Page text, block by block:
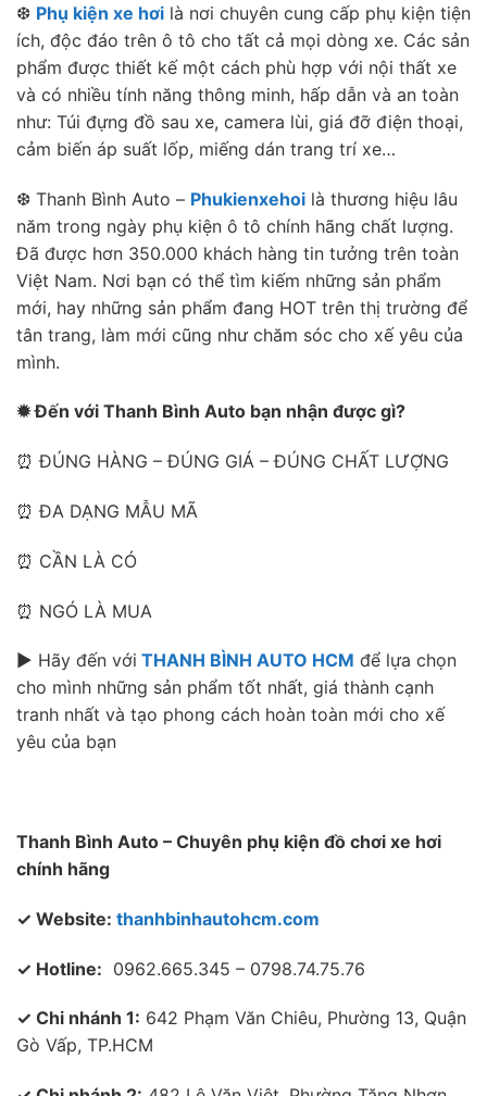
❆ Phụ kiện xe hơi là nơi chuyên cung cấp phụ kiện tiện
ích, độc đáo trên ô tô cho tất cả mọi dòng xe. Các sản
phẩm được thiết kế một cách phù hợp với nội thất xe
và có nhiều tính năng thông minh, hấp dẫn và an toàn
như: Túi đựng đồ sau xe, camera lùi, giá đỡ điện thoại,
cảm biến áp suất lốp, miếng dán trang trí xe…
❆ Thanh Bình Auto – Phukienxehoi là thương hiệu lâu
năm trong ngày phụ kiện ô tô chính hãng chất lượng.
Đã được hơn 350.000 khách hàng tin tưởng trên toàn
Việt Nam. Nơi bạn có thể tìm kiếm những sản phẩm
mới, hay những sản phẩm đang HOT trên thị trường để
tân trang, làm mới cũng như chăm sóc cho xế yêu của
mình.
✹ Đến với Thanh Bình Auto bạn nhận được gì?
⏰ ĐÚNG HÀNG – ĐÚNG GIÁ – ĐÚNG CHẤT LƯỢNG
⏰ ĐA DẠNG MẪU MÃ
⏰ CẦN LÀ CÓ
⏰ NGÓ LÀ MUA
► Hãy đến với THANH BÌNH AUTO HCM để lựa chọn
cho mình những sản phẩm tốt nhất, giá thành cạnh
tranh nhất và tạo phong cách hoàn toàn mới cho xế
yêu của bạn
Thanh Bình Auto – Chuyên phụ kiện đồ chơi xe hơi
chính hãng
✓ Website: thanhbinhautohcm.com
✓ Hotline: 0962.665.345 – 0798.74.75.76
✓ Chi nhánh 1: 642 Phạm Văn Chiêu, Phường 13, Quận
Gò Vấp, TP.HCM